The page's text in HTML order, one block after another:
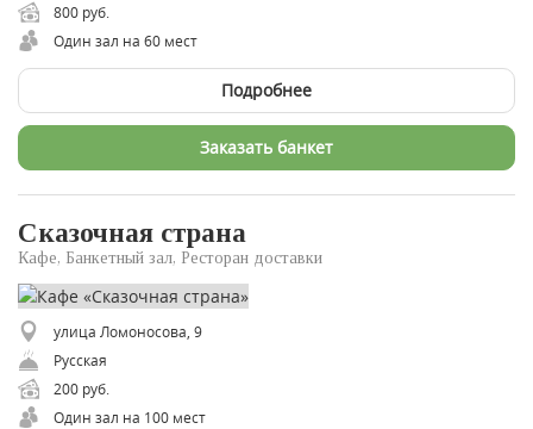
800 руб.
Один зал на 60 мест
Подробнее
Заказать банкет
Сказочная страна
Кафе, Банкетный зал, Ресторан доставки
улица Ломоносова, 9
Русская
200 руб.
Один зал на 100 мест